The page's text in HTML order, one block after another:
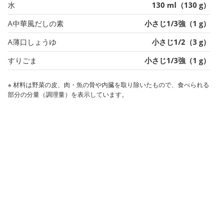
水
130 ml（130 g）
A中華風だしの素
小さじ1/3強（1 g）
A薄口しょうゆ
小さじ1/2（3 g）
すりごま
小さじ1/3強（1 g）
※ 材料は野菜の皮、肉・魚の骨や内臓を取り除いたもので、食べられる
部分の分量（調理量）を表示しています。